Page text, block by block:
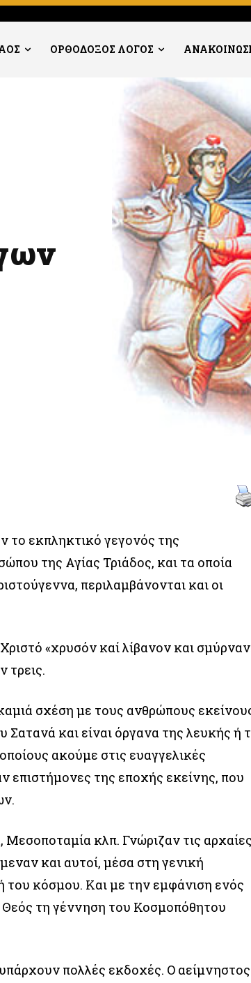
ΟΡΘΟΔΟΞΟΣ ΛΟΓΟΣ
το εκπληκτικό γεγονός της
της Αγίας Τριάδος, και τα οποία
περιλαμβάνονται και οι
«χρυσόν καί λίβανον και
τρεις.
σχέση με τους ανθρώπους
Σατανά και είναι όργανα της λευκής ή
ακούμε στις ευαγγελικές
επιστήμονες της εποχής εκείνης, που
κλπ. Γνώριζαν τις αρχαίες
και αυτοί, μέσα στη γενική
κόσμου. Και με την εμφάνιση ενός
τη γέννηση του Κοσμοπόθητου
πολλές εκδοχές. Ο αείμνηστος